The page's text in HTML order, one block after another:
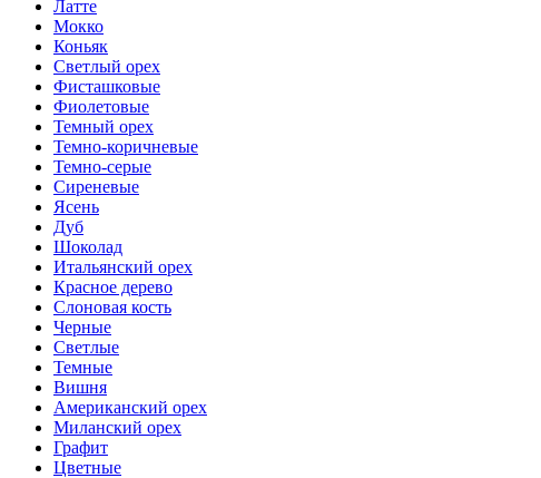
Латте
Мокко
Коньяк
Светлый орех
Фисташковые
Фиолетовые
Темный орех
Темно-коричневые
Темно-серые
Сиреневые
Ясень
Дуб
Шоколад
Итальянский орех
Красное дерево
Слоновая кость
Черные
Светлые
Темные
Вишня
Американский орех
Миланский орех
Графит
Цветные